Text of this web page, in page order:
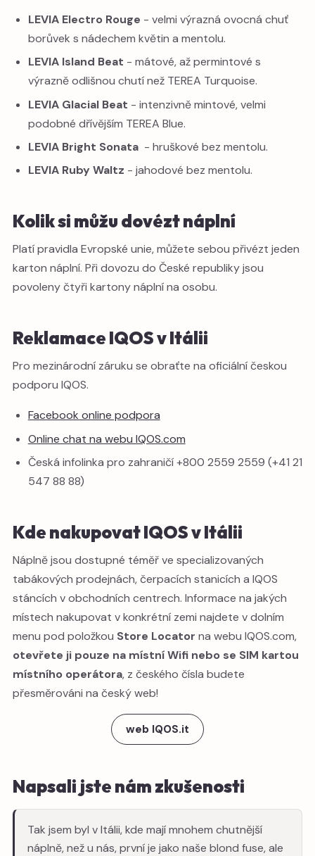
LEVIA Electro Rouge - velmi výrazná ovocná chuť
borůvek s nádechem květin a mentolu.
LEVIA Island Beat - mátové, až permintové s
výrazně odlišnou chutí než TEREA Turquoise.
LEVIA Glacial Beat - intenzivně mintové, velmi
podobné dřívějším TEREA Blue.
LEVIA Bright Sonata - hruškové bez mentolu.
LEVIA Ruby Waltz - jahodové bez mentolu.
Kolik si můžu dovézt náplní
Platí pravidla Evropské unie, můžete sebou přivézt jeden
karton náplní. Při dovozu do České republiky jsou
povoleny čtyři kartony náplní na osobu.
Reklamace IQOS v Itálii
Pro mezinárodní záruku se obraťte na oficiální českou
podporu IQOS.
Facebook online podpora
Online chat na webu IQOS.com
Česká infolinka pro zahraničí +800 2559 2559 (+41 21
547 88 88)
Kde nakupovat IQOS v Itálii
Náplně jsou dostupné téměř ve specializovaných
tabákových prodejnách, čerpacích stanicích a IQOS
stáncích v obchodních centrech. Informace na jakých
místech nakupovat v konkrétní zemi najdete v dolním
menu pod položkou Store Locator na webu IQOS.com,
otevřete ji pouze na místní Wifi nebo se SIM kartou
místního operátora, z českého čísla budete
přesměrováni na český web!
web IQOS.it
Napsali jste nám zkušenosti
Tak jsem byl v Itálii, kde mají mnohem chutnější
náplně, než u nás, první je jako naše blond fuse, ale